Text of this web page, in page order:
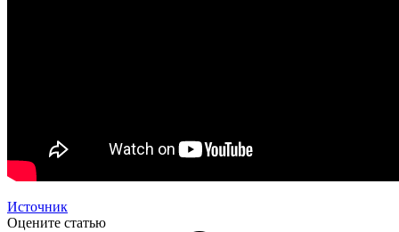
Источник
Оцените статью